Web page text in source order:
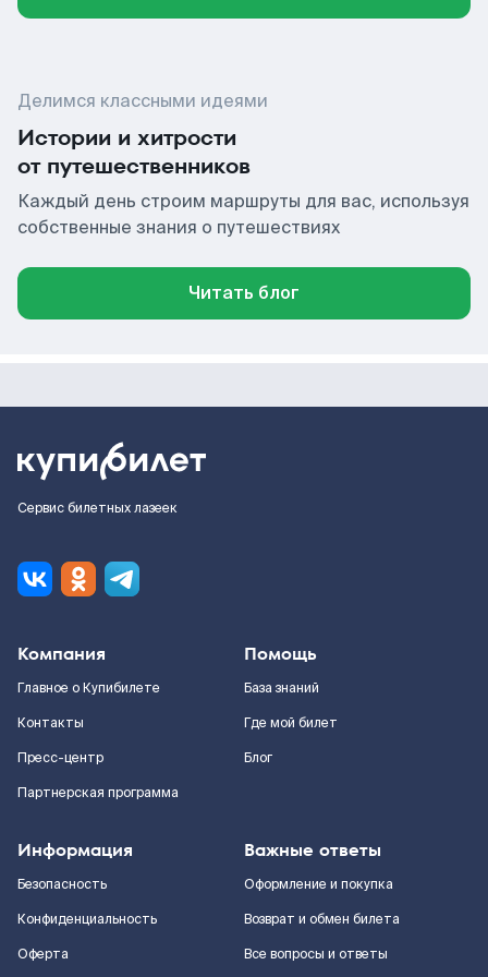
Делимся классными идеями
Истории и хитрости
от путешественников
Каждый день строим маршруты для вас, используя
собственные знания о путешествиях
Читать блог
Сервис билетных лазеек
Компания
Главное о Купибилете
Контакты
Пресс-центр
Партнерская программа
Помощь
База знаний
Где мой билет
Блог
Информация
Безопасность
Конфиденциальность
Оферта
Важные ответы
Оформление и покупка
Возврат и обмен билета
Все вопросы и ответы